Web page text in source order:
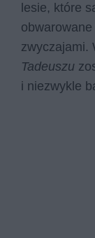
lesie, które
zwyczajami.
Tadeuszu
i niezwykle